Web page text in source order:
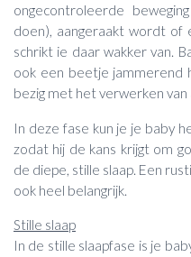
ongecontroleerde
doen), aangeraakt wordt of
schrikt ie daar wakker van.
ook een beetje jammerend
bezig met het verwerken
In deze fase kun je je baby
zodat hij de kans krijgt om
de diepe, stille slaap. Een
ook heel belangrijk.
Stille slaap
In de stille slaapfase is je